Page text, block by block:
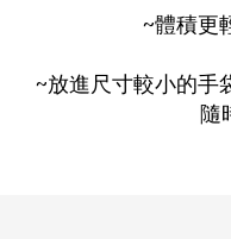
~體積更
~放進尺寸較小的手
隨